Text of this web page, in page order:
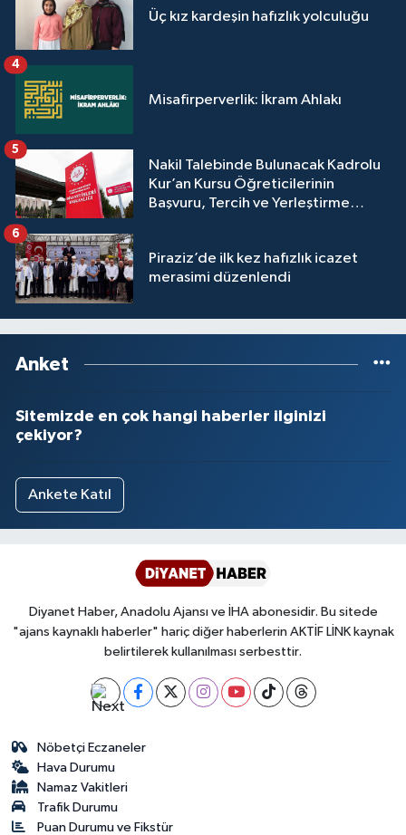
Üç kız kardeşin hafızlık yolculuğu
Misafirperverlik: İkram Ahlakı
4
Nakil Talebinde Bulunacak Kadrolu
Kur’an Kursu Öğreticilerinin
Başvuru, Tercih ve Yerleştirme
5
Piraziz’de ilk kez hafızlık icazet
merasimi düzenlendi
6
Anket
Sitemizde en çok hangi haberler ilginizi
çekiyor?
Ankete Katıl
Diyanet Haber, Anadolu Ajansı ve İHA abonesidir. Bu sitede
"ajans kaynaklı haberler" hariç diğer haberlerin AKTİF LİNK kaynak
belirtilerek kullanılması serbesttir.
Nöbetçi Eczaneler
Hava Durumu
Namaz Vakitleri
Trafik Durumu
Puan Durumu ve Fikstür